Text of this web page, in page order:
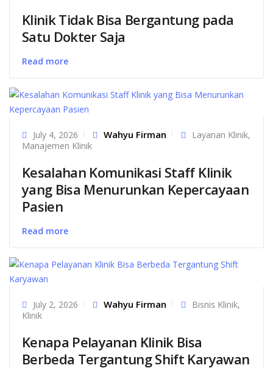
Klinik Tidak Bisa Bergantung pada
Satu Dokter Saja
Read more
July 4, 2026 Wahyu Firman Layanan Klinik,
Manajemen Klinik
Kesalahan Komunikasi Staff Klinik
yang Bisa Menurunkan Kepercayaan
Pasien
Read more
July 2, 2026 Wahyu Firman Bisnis Klinik,
Klinik
Kenapa Pelayanan Klinik Bisa
Berbeda Tergantung Shift Karyawan